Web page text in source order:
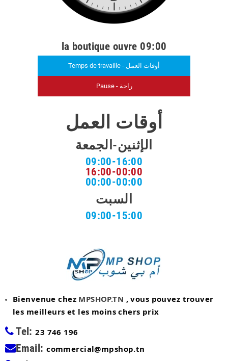
la boutique ouvre 09:00
Temps de travaille - أوقات العمل
Pause - راحة
أوقات العمل
الإثنين-الجمعة
09:00-16:00
16:00-00:00
00:00-00:00
السبت
09:00-15:00
Bienvenue chez MPSHOP.TN , vous pouvez trouver
les meilleurs et les moins chers prix
Tel:23 746 196
Email:commercial@mpshop.tn